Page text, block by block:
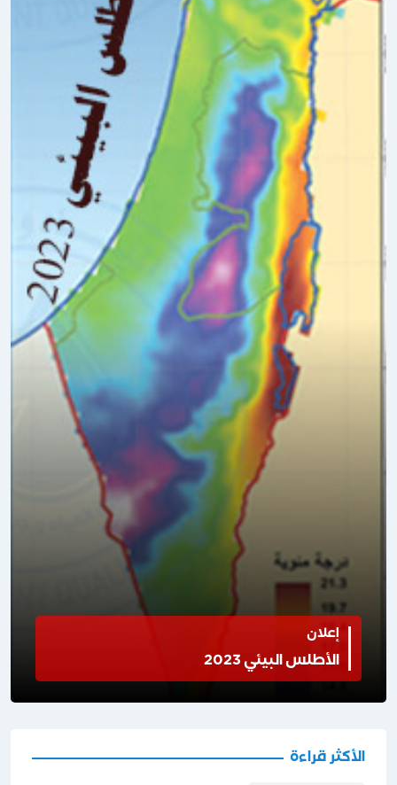
إعلان
الأطلس البيئي 2023
الأكثر قراءة